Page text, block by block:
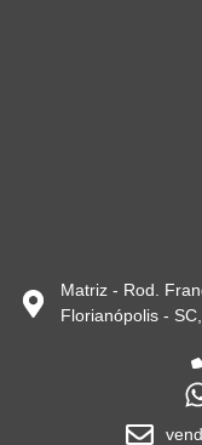
Matriz - Rod.
Florianópolis -